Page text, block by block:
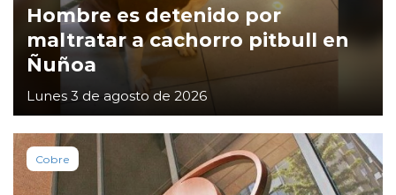
Hombre es detenido por
maltratar a cachorro pitbull en
Ñuñoa
Lunes 3 de agosto de 2026
Cobre